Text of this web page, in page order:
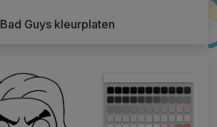
Bad Guys kleurplaten